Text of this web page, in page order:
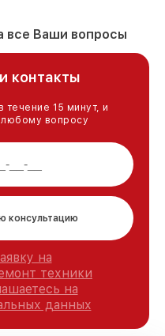
все Ваши вопросы
контакты
15 минут, и
любому вопросу
консультацию
на
техники
на
данных